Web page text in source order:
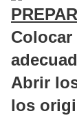
Colocar
Abrir
los